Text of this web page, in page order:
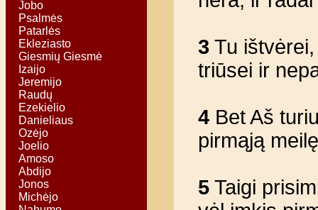
Jobo
Psalmės
Patarlės
Ekleziasto
Giesmių Giesmė
Izaijo
Jeremijo
Raudų
Ezekielio
Danieliaus
Ozėjo
Joelio
Amoso
Abdijo
Jonos
Michėjo
3 Tu
triūsei ir
4 Bet Aš
pirmąją
5 Taigi